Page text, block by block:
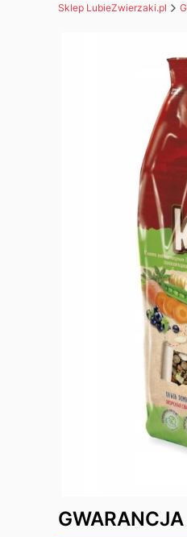
Sklep LubieZwierzaki.pl